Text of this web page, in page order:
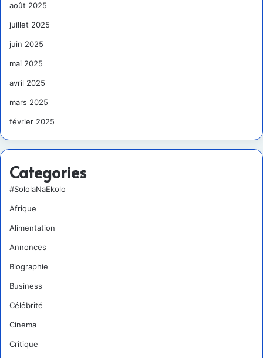
août 2025
juillet 2025
juin 2025
mai 2025
avril 2025
mars 2025
février 2025
Categories
#SololaNaEkolo
Afrique
Alimentation
Annonces
Biographie
Business
Célébrité
Cinema
Critique